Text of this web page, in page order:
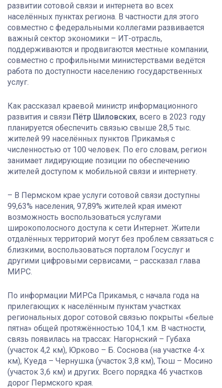
развитии сотовой связи и интернета во всех
населённых пунктах региона. В частности для этого
совместно с федеральными коллегами развивается
важный сектор экономики – ИТ-отрасль,
поддерживаются и продвигаются местные компании,
совместно с профильными министерствами ведётся
работа по доступности населению государственных
услуг.
Как рассказал краевой министр информационного
развития и связи Пётр Шиловских, всего в 2023 году
планируется обеспечить связью свыше 28,5 тыс.
жителей 99 населённых пунктов Прикамья с
численностью от 100 человек. По его словам, регион
занимает лидирующие позиции по обеспечению
жителей доступом к мобильной связи и интернету.
– В Пермском крае услуги сотовой связи доступны
99,63% населения, 97,89% жителей края имеют
возможность воспользоваться услугами
широкополосного доступа к сети Интернет. Жители
отдалённых территорий могут без проблем связаться с
близкими, воспользоваться порталом Госуслуг и
другими цифровыми сервисами, – рассказал глава
МИРС.
По информации МИРСа Прикамья, с начала года на
прилегающих к населённым пунктам участках
региональных дорог сотовой связью покрыты «белые
пятна» общей протяжённостью 104,1 км. В частности,
связь появилась на трассах: Нагорнский – Губаха
(участок 4,2 км), Юрково – Б. Соснова (на участке 4-х
км), Куеда – Чернушка (участок 3,8 км), Тюш – Мосино
(участок 3,6 км) и других. Всего порядка 46 участков
дорог Пермского края.